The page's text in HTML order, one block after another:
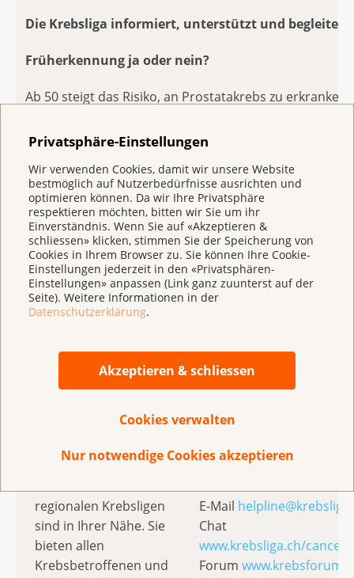
Privatsphäre-Einstellungen
Wir verwenden Cookies, damit wir unsere Website
bestmöglich auf Nutzerbedürfnisse ausrichten und
optimieren können. Da wir Ihre Privatsphäre
respektieren möchten, bitten wir Sie um ihr
Einverständnis. Wenn Sie auf «Akzeptieren &
schliessen» klicken, stimmen Sie der Speicherung von
Cookies in Ihrem Browser zu. Sie können Ihre Cookie-
Einstellungen jederzeit in den «Privatsphären-
Einstellungen» anpassen (Link ganz zuunterst auf der
Seite). Weitere Informationen in der
Datenschutzerklärung.
Akzeptieren & schliessen
Cookies verwalten
Nur notwendige Cookies akzeptieren
Die Krebsliga informiert, unterstützt und begleitet
Früherkennung ja oder nein?
Ab 50 steigt das Risiko, an Prostatakrebs zu erkranken.
behandelt werden. Auf der Website der Krebsliga
Nachteile informieren:www.krebsliga.ch/prostatakrebs
Infomaterial im Pocket-Size-Format
Broschüren wie das neue Booklet «Früherkennung von
Prostatakrebs – Fragen und Antworten» oder die
umfassenden Broschüren «Prostatakrebs» sowie
«Früherkennung von Prostatakrebs» können
Die Krebsliga bietet
Beratung und
Unterstützung vor Ort
regionalen Krebsligen
sind in Ihrer Nähe. Sie
bieten allen
Krebsbetroffenen und
Die Fachberaterinnen
«Krebstelefon» helfen
weiter
E-Mail
Chat
www.krebsliga.ch/
Forum